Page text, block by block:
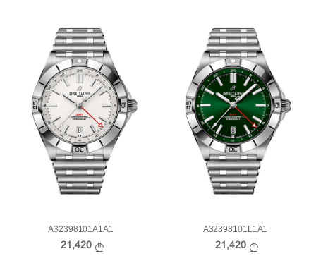
A32398101A1A1
21,420
A32398101L1A1
21,420